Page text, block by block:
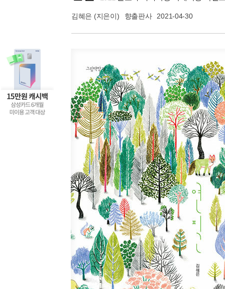
김혜은 (지은이) 향출판사 2021-04-30